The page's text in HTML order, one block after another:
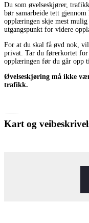
Du som øvelseskjører,
bør samarbeide tett
opplæringen skje mest
utgangspunkt for videre
For at du skal få øvd nok, vil
privat. Tar du førerkortet
opplæringen før du går opp
Øvelseskjøring må ikke
trafikk.
Kart og